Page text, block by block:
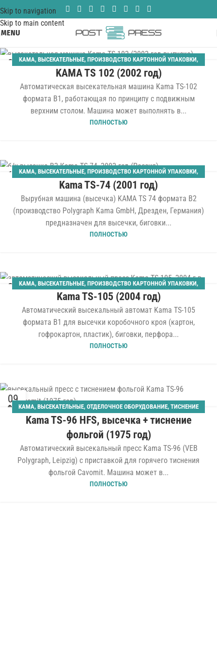
Skip to navigation
Skip to main content
MENU
02KAMA, ВЫСЕКАТЕЛЬНЫЕ, ПРОИЗВОДСТВО КАРТОННОЙ УПАКОВКИ,
ШТАНЦАГРЕГАТЫ
KAMA TS 102 (2002 год)
Автоматическая высекательная машина Kama TS-102
формата B1, работающая по принципу с подвижным
верхним столом. Машина может выполнять в...
ПОЛНОСТЬЮ
10KAMA, ВЫСЕКАТЕЛЬНЫЕ, ПРОИЗВОДСТВО КАРТОННОЙ УПАКОВКИ,
ШТАНЦАГРЕГАТЫ
Kama TS-74 (2001 год)
Вырубная машина (высечка) KAMA TS 74 формата B2
(производство Polygraph Kama GmbH, Дрезден, Германия)
предназначен для высечки, биговки...
ПОЛНОСТЬЮ
21KAMA, ВЫСЕКАТЕЛЬНЫЕ, ПРОИЗВОДСТВО КАРТОННОЙ УПАКОВКИ,
ШТАНЦАГРЕГАТЫ
Kama TS-105 (2004 год)
Автоматический высекальный автомат Kama TS-105
формата B1 для высечки коробочного кроя (картон,
гофрокартон, пластик), биговки, перфора...
ПОЛНОСТЬЮ
09
ФЕВ KAMA, ВЫСЕКАТЕЛЬНЫЕ, ОТДЕЛОЧНОЕ ОБОРУДОВАНИЕ, ТИСНЕНИЕ
ФОЛЬГОЙ
ШТАНЦАГРЕГАТЫ
Kama TS-96 HFS, высечка + тиснение
фольгой (1975 год)
Автоматический высекальный пресс Kama TS-96 (VEB
Polygraph, Leipzig) с приставкой для горячего тиснения
фольгой Cavomit. Машина может в...
ПОЛНОСТЬЮ